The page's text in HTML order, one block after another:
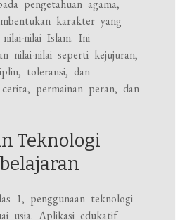
pengetahuan agama,
karakter yang
nilai Islam. Ini
nilai-nilai seperti kejujuran,
toleransi, dan
permainan peran, dan
Teknologi
1, penggunaan teknologi
usia. Aplikasi edukatif